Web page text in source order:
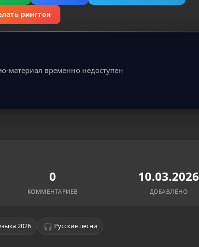
рингтон
материал временно недоступен
0
КОММЕНТАРИЕВ
10.03.2026
ДОБАВЛЕНО
2026 🎧 Русские песни